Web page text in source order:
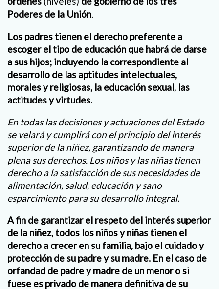
Poderes de la Unión.
Los padres tienen el derecho preferente a
escoger el tipo de educación que habrá de darse
a sus hijos; incluyendo la correspondiente al
desarrollo de las aptitudes intelectuales,
morales y religiosas, la educación sexual, las
actitudes y virtudes.
En todas las decisiones y actuaciones del Estado
se velará y cumplirá con el principio del interés
superior de la niñez, garantizando de manera
plena sus derechos. Los niños y las niñas tienen
derecho a la satisfacción de sus necesidades de
alimentación, salud, educación y sano
esparcimiento para su desarrollo integral.
A fin de garantizar el respeto del interés superior
de la niñez, todos los niños y niñas tienen el
derecho a crecer en su familia, bajo el cuidado y
protección de su padre y su madre. En el caso de
orfandad de padre y madre de un menor o si
fuese es privado de manera definitiva de su